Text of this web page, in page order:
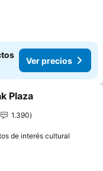
Ver precios
favoritos
Plaza
1.390
de interés cultural